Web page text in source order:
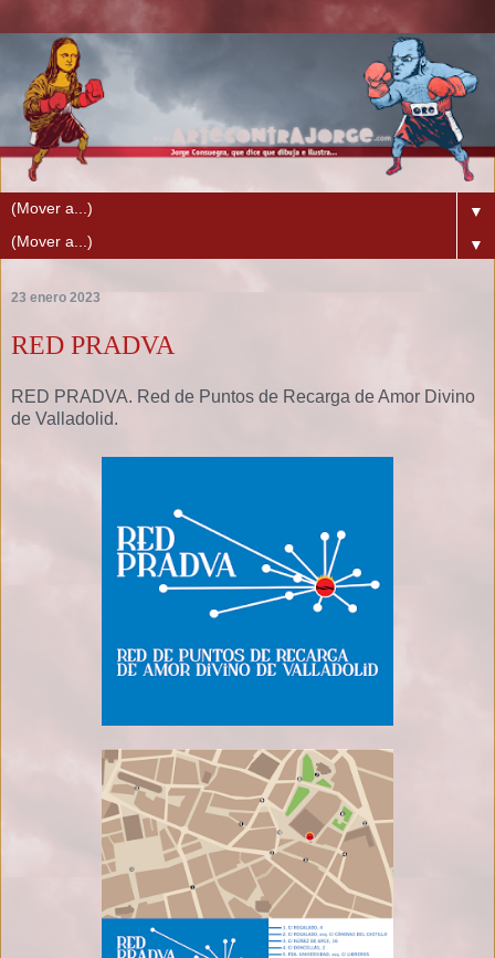
▼
▼
23 enero 2023
RED PRADVA
RED PRADVA. Red de Puntos de Recarga de Amor Divino
de Valladolid.